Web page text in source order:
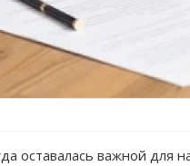
оставалась важной для